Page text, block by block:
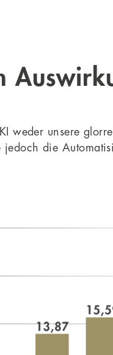
weder unsere
jedoch die